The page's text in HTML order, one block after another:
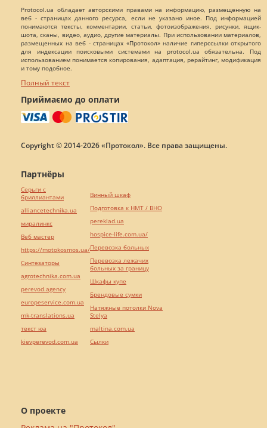
Protocol.ua обладает авторскими правами на информацию, размещенную на
веб - страницах данного ресурса, если не указано иное. Под информацией
понимаются тексты, комментарии, статьи, фотоизображения, рисунки, ящик-
шота, сканы, видео, аудио, другие материалы. При использовании материалов,
размещенных на веб - страницах «Протокол» наличие гиперссылки открытого
для индексации поисковыми системами на protocol.ua обязательна. Под
использованием понимается копирования, адаптация, рерайтинг, модификация
и тому подобное.
Полный текст
Приймаємо до оплати
Copyright © 2014-2026 «Протокол». Все права защищены.
О проекте
Партнёры
Серьги с
бриллиантами
alliancetechnika.ua
миралинкс
Веб мастер
https://motokosmos.ua/
Синтезаторы
agrotechnika.com.ua
perevod.agency
europeservice.com.ua
mk-translations.ua
текст юа
kievperevod.com.ua
Винный шкаф
Подготовка к НМТ / ВНО
pereklad.ua
hospice-life.com.ua/
Перевозка больных
Перевозка лежачих
больных за границу
Шкафы купе
Брендовые сумки
Натяжные потолки Nova
Stelya
maltina.com.ua
Cылки